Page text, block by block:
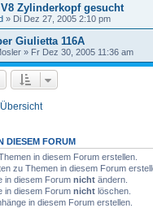
Zylinderkopf gesucht
» Di Dez 27, 2005 2:10 pm
Giulietta 116A
» Fr Dez 30, 2005 11:36 am
DIESEM FORUM
in diesem Forum erstellen.
zu Themen in diesem Forum
in diesem Forum nicht ändern.
in diesem Forum nicht löschen.
in diesem Forum erstellen.